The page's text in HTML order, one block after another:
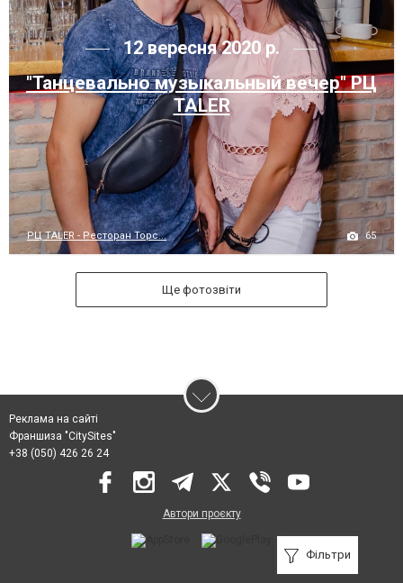
12 вересня 2020 р.
"Танцевально музыкальный вечер" РЦ
TALER
РЦ TALER - Ресторан Торс... 65
Ще фотозвіти
Фільтри
Реклама на сайті
Франшиза "CitySites"
+38 (050) 426 26 24
Автори проєкту